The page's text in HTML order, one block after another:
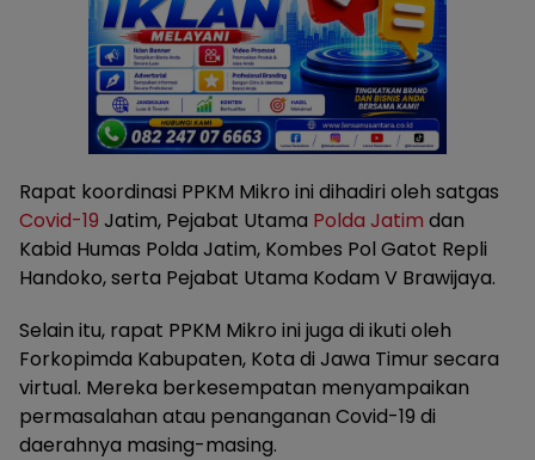
Rapat koordinasi PPKM Mikro ini dihadiri oleh satgas
Covid-19 Jatim, Pejabat Utama Polda Jatim dan
Kabid Humas Polda Jatim, Kombes Pol Gatot Repli
Handoko, serta Pejabat Utama Kodam V Brawijaya.
Selain itu, rapat PPKM Mikro ini juga di ikuti oleh
Forkopimda Kabupaten, Kota di Jawa Timur secara
virtual. Mereka berkesempatan menyampaikan
permasalahan atau penanganan Covid-19 di
daerahnya masing-masing.